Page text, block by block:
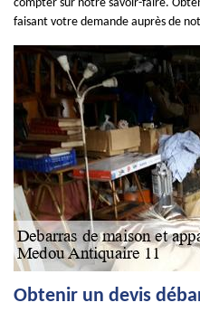
compter sur notre savoir-faire.
faisant votre demande auprès de
Obtenir un devis